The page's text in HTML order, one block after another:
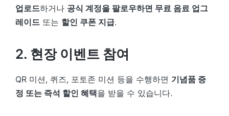
업로드하거나 공식 계정을 팔로우하면 무료 음료 업그
레이드 또는 할인 쿠폰 지급.
2. 현장 이벤트 참여
QR 미션, 퀴즈, 포토존 미션 등을 수행하면 기념품 증
정 또는 즉석 할인 혜택을 받을 수 있습니다.